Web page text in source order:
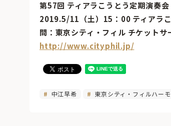
第57回 ティアラこうとう定期演奏会
2019.5/11（土）15：00 ティアラ
問：東京シティ・フィル チケット
http://www.cityphil.jp/
中江早希 東京シティ・フィルハー